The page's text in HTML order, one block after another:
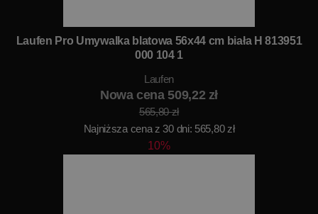
Laufen Pro Umywalka blatowa 56x44 cm biała H 813951
000 104 1
Laufen
Nowa cena 509,22 zł
565,80 zł
Najniższa cena z 30 dni: 565,80 zł
10%